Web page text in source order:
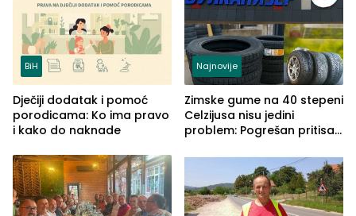
BiH
Dječiji dodatak i pomoć
porodicama: Ko ima pravo
i kako do naknade
Najnovije
Zimske gume na 40 stepeni
Celzijusa nisu jedini
problem: Pogrešan pritisak